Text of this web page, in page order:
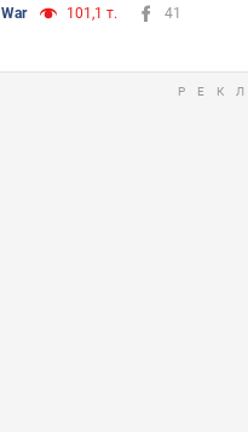
War 101,1 т. 41